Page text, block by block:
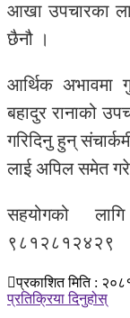
आखा उपचारका
छैनौ ।
आर्थिक अभावमा
बहादुर रानाको
गरिदिनु हुन्
लाई अपिल समेत
सहयोगको
९८१२८१२४२९
प्रकाशित मिति :
प्रतिक्रिया दिनुहोस्